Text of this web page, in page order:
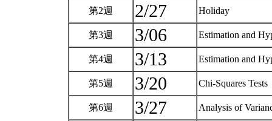
第2週 2/27 Holiday
第3週 3/06 Estimation and
第4週 3/13 Estimation and
第5週 3/20 Chi-Squares Tests
第6週 3/27 Analysis of